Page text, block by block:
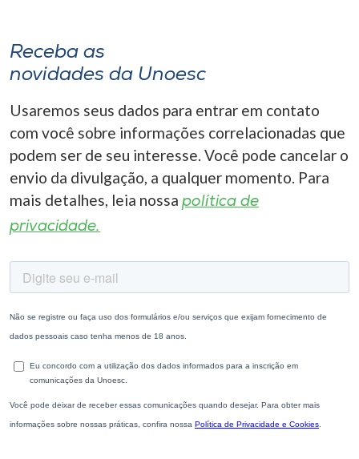
Receba as
novidades da Unoesc
Usaremos seus dados para entrar em contato
com você sobre informações correlacionadas que
podem ser de seu interesse. Você pode cancelar o
envio da divulgação, a qualquer momento. Para
mais detalhes, leia nossa política de
privacidade.